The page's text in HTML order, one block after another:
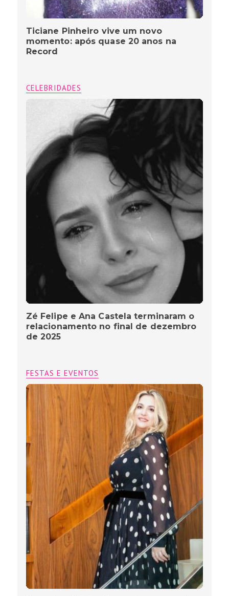
Ticiane Pinheiro vive um novo
momento: após quase 20 anos na
Record
CELEBRIDADES
Zé Felipe e Ana Castela terminaram o
relacionamento no final de dezembro
de 2025
FESTAS E EVENTOS